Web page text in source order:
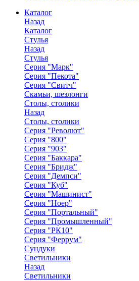
Каталог
Назад
Каталог
Стулья
Назад
Стулья
Серия "Марк"
Серия "Пекота"
Серия "Свитч"
Скамьи, шезлонги
Столы, столики
Назад
Столы, столики
Серия "Револют"
Серия "800"
Серия "903"
Серия "Баккара"
Серия "Бридж"
Серия "Демпси"
Серия "Куб"
Серия "Машинист"
Серия "Ноер"
Серия "Портальный"
Серия "Промышленный"
Серия "РК10"
Серия "Феррум"
Сундуки
Светильники
Назад
Светильники